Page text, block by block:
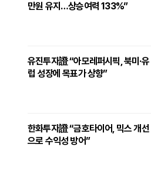
만원 유지…상승여력 133%”
유진투자證 “아모레퍼시픽, 북미·유
럽 성장에 목표가 상향”
한화투자證 “금호타이어, 믹스 개선
으로 수익성 방어”